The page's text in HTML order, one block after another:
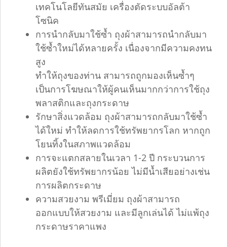
เทคโนโลยีทันสมัย เครื่องตัดระบบอัลต้า
โซนิค
การนำกลับมาใช้ซ้ำ ถุงผ้าสามารถนำกลับมา
ใช้ซ้ำใหม่ได้หลายครั้ง เนื่องจากมีความคงทน
สูง
ทำให้ถุงของท่าน สามารถถูกมองเห็นซ้ำๆ
เป็นการโฆษณาให้ผู้คนเห็นมากกว่าการใช้ถุง
พลาสติกและถุงกระดาษ
รักษาสิ่งแวดล้อม ถุงผ้าสามารถกลับมาใช้ซ้ำ
ได้ใหม่ ทำให้ลดการใช้ทรัพยากรโลก หากถูก
โยนทิ้งในสภาพแวดล้อม
การจะแตกสลายในเวลา 1-2 ปี กระบวนการ
ผลิตยังใช้ทรัพยากรน้อย ไม่มีน้ำเสียอย่างเช่น
การผลิตกระดาษ
ความสวยงาม พรีเมี่ยม ถุงผ้าสามารถ
ออกแบบให้สวยงาม และมีลูกเล่นได้ ไม่แพ้ถุง
กระดาษราคาแพง